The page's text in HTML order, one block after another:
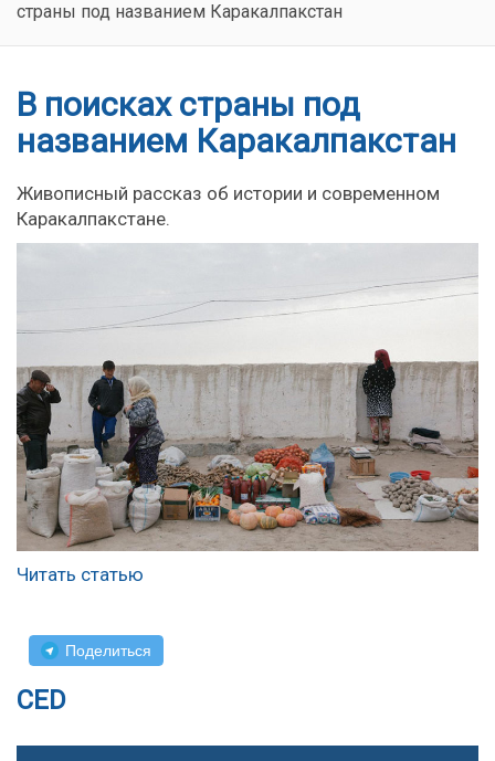
страны под названием Каракалпакстан
В поисках страны под
названием Каракалпакстан
Живописный рассказ об истории и современном
Каракалпакстане.
Читать статью
Поделиться
CED